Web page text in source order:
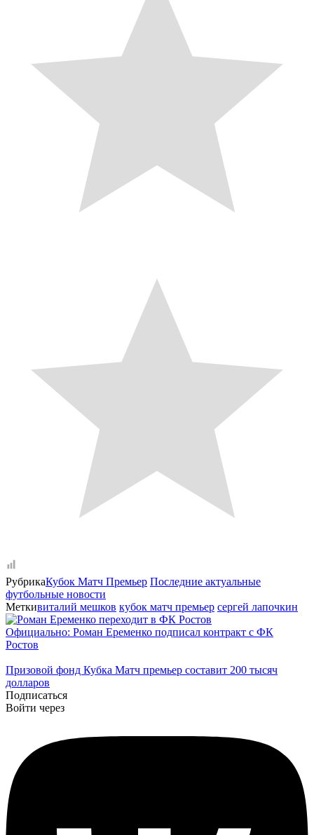
РубрикаКубок Матч Премьер Последние актуальные
футбольные новости
Меткивиталий мешков кубок матч премьер сергей лапочкин
Официально: Роман Еременко подписал контракт с ФК
Ростов
Призовой фонд Кубка Матч премьер составит 200 тысяч
долларов
Подписаться
Войти через